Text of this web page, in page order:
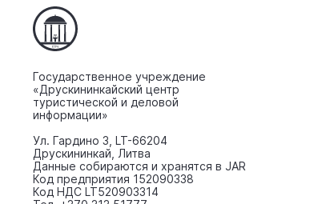
Государственное учреждение
«Друскининкайский центр
туристической и деловой
информации»
Ул. Гардино 3, LT-66204
Друскининкай, Литва
Данные собираются и хранятся в JAR
Код предприятия 152090338
Код НДС LT520903314